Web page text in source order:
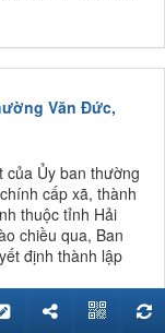
Văn Đức,
của Ủy ban thường
cấp xã, thành
thuộc tỉnh Hải
chiều qua, Ban
định thành lập